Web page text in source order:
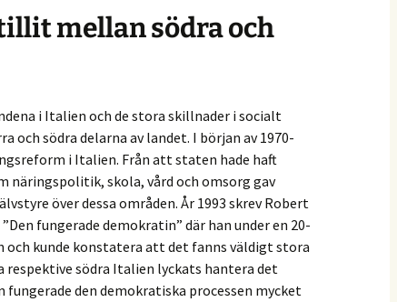
mellan södra och
i Italien och de stora skillnader i socialt
och södra delarna av landet. I början av 1970-
i Italien. Från att staten hade haft
näringspolitik, skola, vård och omsorg gav
över dessa områden. År 1993 skrev Robert
fungerade demokratin” där han under en 20-
kunde konstatera att det fanns väldigt stora
södra Italien lyckats hantera det
den demokratiska processen mycket